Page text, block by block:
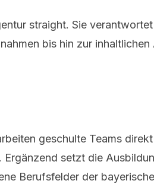
straight. Sie
bis hin zur inhaltlichen
geschulte Teams
setzt die
Berufsfelder der